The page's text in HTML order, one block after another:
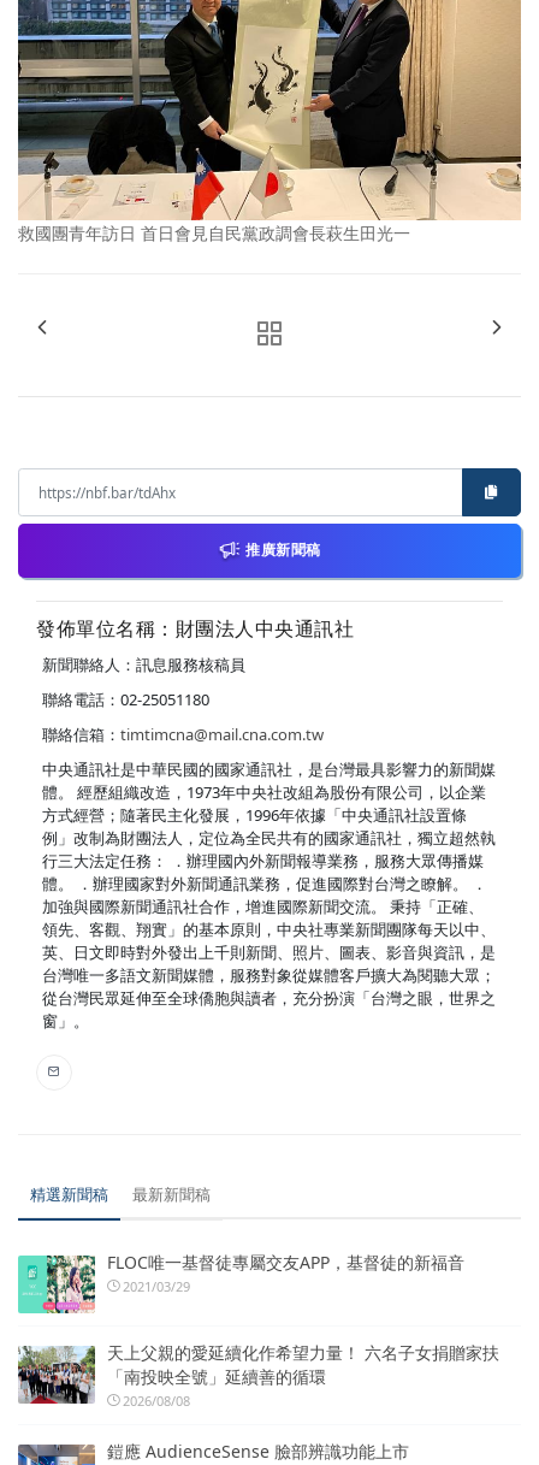
救國團青年訪日 首日會見自民黨政調會長萩生田光一
推廣新聞稿
發佈單位名稱：財團法人中央通訊社
新聞聯絡人：訊息服務核稿員
聯絡電話：02-25051180
聯絡信箱： timtimcna@mail.cna.com.tw
中央通訊社是中華民國的國家通訊社，是台灣最具影響力的新聞媒
體。 經歷組織改造，1973年中央社改組為股份有限公司，以企業
方式經營；隨著民主化發展，1996年依據「中央通訊社設置條
例」改制為財團法人，定位為全民共有的國家通訊社，獨立超然執
行三大法定任務： ．辦理國內外新聞報導業務，服務大眾傳播媒
體。 ．辦理國家對外新聞通訊業務，促進國際對台灣之瞭解。 ．
加強與國際新聞通訊社合作，增進國際新聞交流。 秉持「正確、
領先、客觀、翔實」的基本原則，中央社專業新聞團隊每天以中、
英、日文即時對外發出上千則新聞、照片、圖表、影音與資訊，是
台灣唯一多語文新聞媒體，服務對象從媒體客戶擴大為閱聽大眾；
從台灣民眾延伸至全球僑胞與讀者，充分扮演「台灣之眼，世界之
窗」。
精選新聞稿 最新新聞稿
FLOC唯一基督徒專屬交友APP，基督徒的新福音
2021/03/29
天上父親的愛延續化作希望力量！ 六名子女捐贈家扶
「南投映全號」延續善的循環
2026/08/08
鎧應 AudienceSense 臉部辨識功能上市